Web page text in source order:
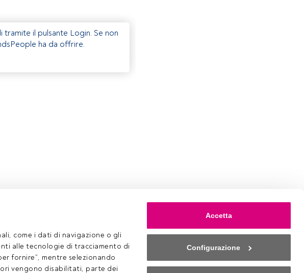
come i dati di navigazione o gli
alle tecnologie di tracciamento di
fornire”, mentre selezionando
vengono disabilitati, parte dei
Accetta
Configurazione
il pulsante Login. Se non
ha da offrire.